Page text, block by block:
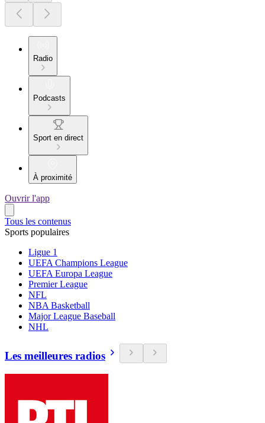
Radio
Podcasts
Sport en direct
À proximité
Ouvrir l'app
Tous les contenus
Sports populaires
Ligue 1
UEFA Champions League
UEFA Europa League
Premier League
NFL
NBA Basketball
Major League Baseball
NHL
Les meilleures radios